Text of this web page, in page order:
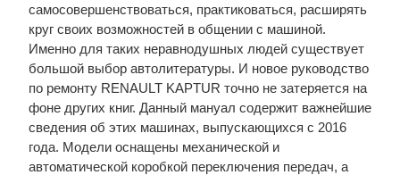
самосовершенствоваться, практиковаться, расширять
круг своих возможностей в общении с машиной.
Именно для таких неравнодушных людей существует
большой выбор автолитературы. И новое руководство
по ремонту RENAULT KAPTUR точно не затеряется на
фоне других книг. Данный мануал содержит важнейшие
сведения об этих машинах, выпускающихся с 2016
года. Модели оснащены механической и
автоматической коробкой переключения передач, а